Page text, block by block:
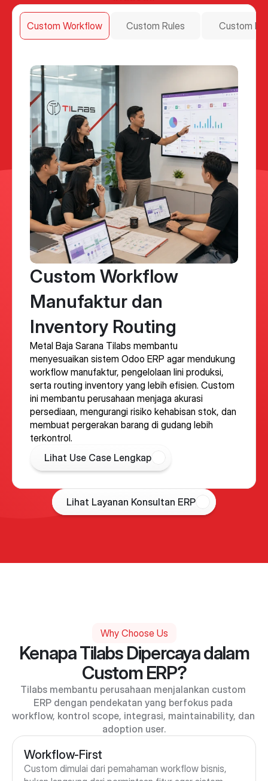
Custom Workflow Custom Rules Custom
Custom Workflow
Manufaktur dan
Inventory Routing
Metal Baja Sarana Tilabs membantu
menyesuaikan sistem Odoo ERP agar mendukung
workflow manufaktur, pengelolaan lini produksi,
serta routing inventory yang lebih efisien. Custom
ini membantu perusahaan menjaga akurasi
persediaan, mengurangi risiko kehabisan stok, dan
membuat pergerakan barang di gudang lebih
terkontrol.
Lihat Use Case Lengkap
Lihat Layanan Konsultan ERP
Why Choose Us
Kenapa Tilabs Dipercaya dalam
Custom ERP?
Tilabs membantu perusahaan menjalankan custom
ERP dengan pendekatan yang berfokus pada
workflow, kontrol scope, integrasi, maintainability, dan
adoption user.
Workflow-First
Custom dimulai dari pemahaman workflow bisnis,